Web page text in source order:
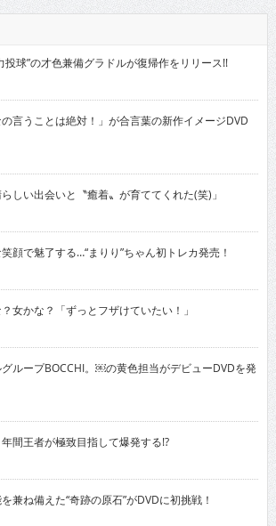
球”の才色兼備グラドルが復帰作をリリース!!
言うことは絶対！」が合言葉の新作イメージDVD
しい出会いと〝癒着〟が育ててくれた(笑)」
顔で魅了する…“まりり”ちゃん初トレカ発売！
女かな？「ずっとフザけていたい！」
ループBOCCHI。￼の黄色担当がデビューDVDを発
間王者が極致目指して爆発する!?
兼ね備えた“奇跡の原石”がDVDに初挑戦！